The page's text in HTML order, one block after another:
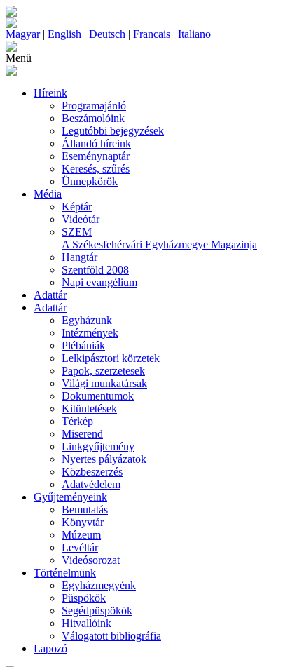
Magyar| English | Deutsch | Francais | Italiano
Menü
Híreink
Programajánló
Beszámolóink
Legutóbbi bejegyzések
Állandó híreink
Eseménynaptár
Keresés, szűrés
Ünnepkörök
Média
Képtár
Videótár
SZEM
A Székesfehérvári Egyházmegye Magazinja
Hangtár
Szentföld 2008
Napi evangélium
Adattár
Adattár
Egyházunk
Intézmények
Plébániák
Lelkipásztori körzetek
Papok, szerzetesek
Világi munkatársak
Dokumentumok
Kitüntetések
Térkép
Miserend
Linkgyűjtemény
Nyertes pályázatok
Közbeszerzés
Adatvédelem
Gyűjteményeink
Bemutatás
Könyvtár
Múzeum
Levéltár
Videósorozat
Történelmünk
Egyházmegyénk
Püspökök
Segédpüspökök
Hitvallóink
Válogatott bibliográfia
Lapozó